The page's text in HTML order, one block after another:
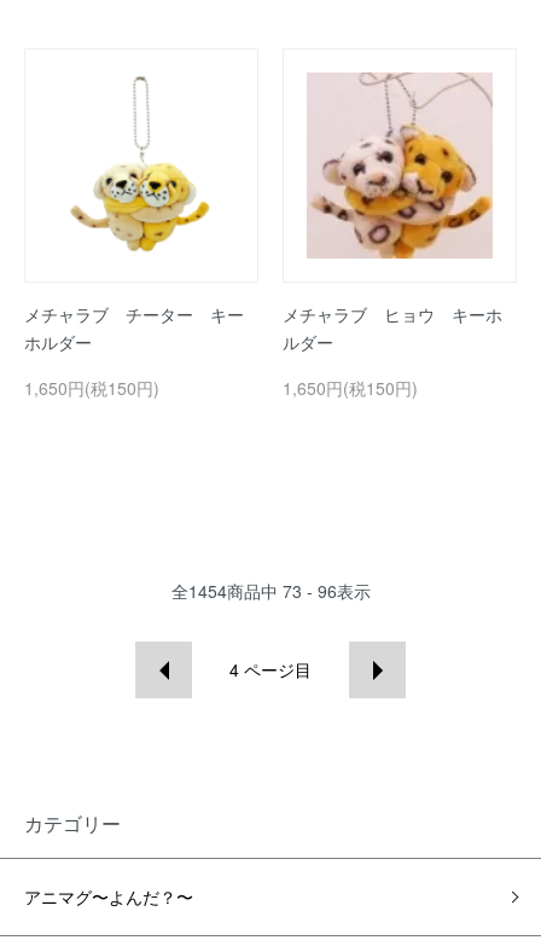
メチャラブ チーター キー
ホルダー
1,650円(税150円)
メチャラブ ヒョウ キーホ
ルダー
1,650円(税150円)
全1454商品中 73 - 96表示
4 ページ目
カテゴリー
アニマグ〜よんだ？〜